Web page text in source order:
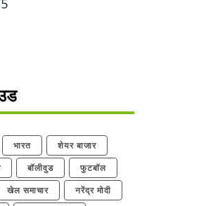
भारत
शेयर बाजार
बॉलीवुड
फुटबॉल
खेल समाचार
नरेंद्र मोदी